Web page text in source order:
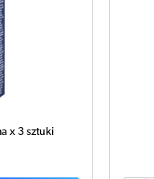
x 3 sztuki